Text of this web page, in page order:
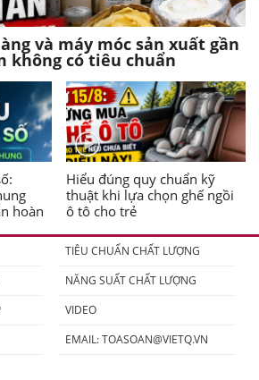
và máy móc sản xuất gần
không có tiêu chuẩn
hoàn
Hiểu đúng quy chuẩn kỹ
thuật khi lựa chọn ghế ngồi
ô tô cho trẻ
TIÊU CHUẨN CHẤT LƯỢNG
NĂNG SUẤT CHẤT LƯỢNG
VIDEO
EMAIL:TOASOAN@VIETQ.VN